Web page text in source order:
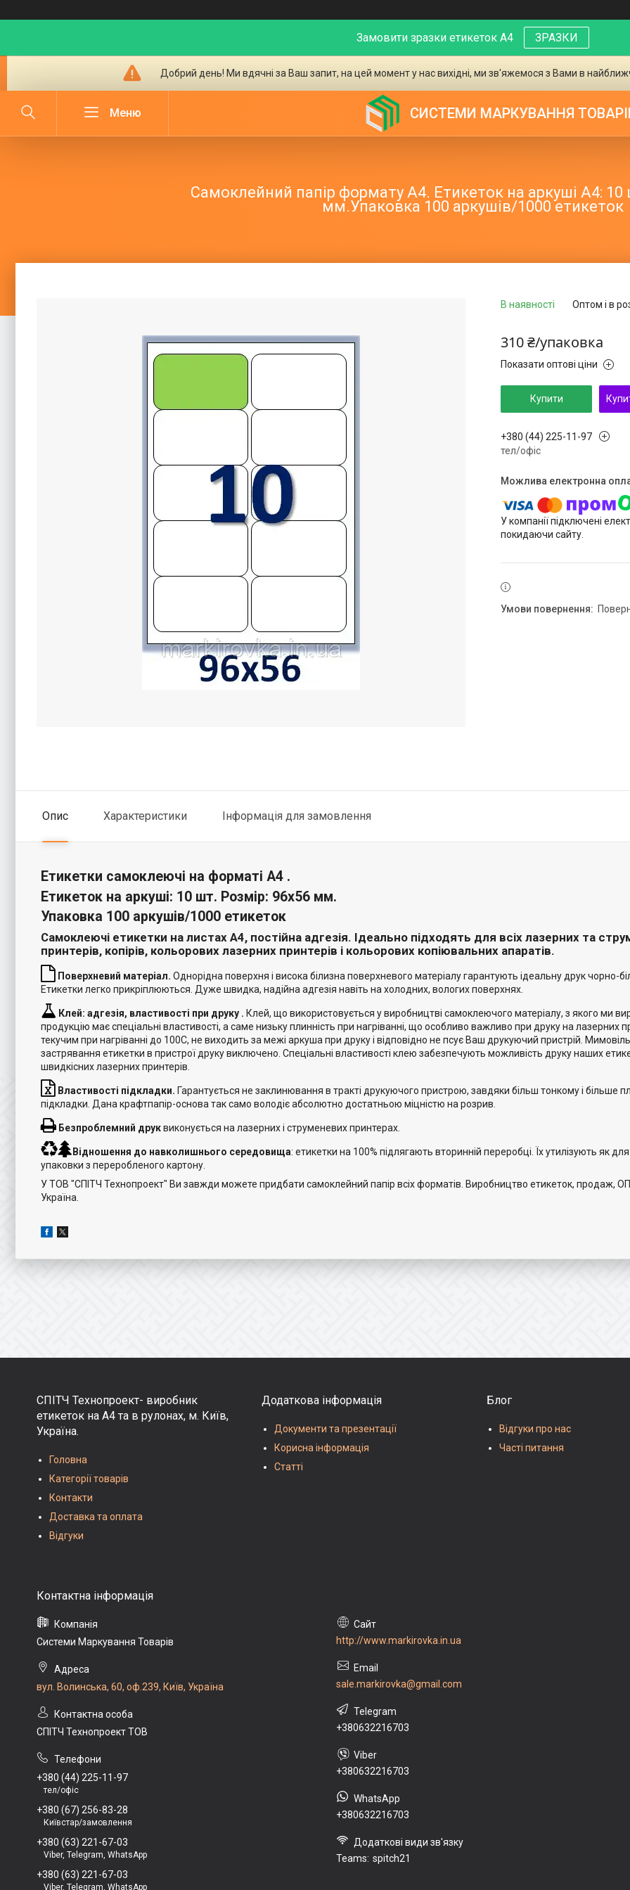
Замовити зразки етикеток А4 ЗРАЗКИ
Добрий день! Ми вдячні за Ваш запит, на цей момент у нас вихідні, ми зв'яжемося з Вами в
СИСТЕМИ МАРКУВАННЯ
Самоклейний папір формату А4. Етикеток на аркуші А4: 10
мм.Упаковка 100 аркушів/1000 етикеток
В наявності Оптом і в
310 ₴/упаковка
Показати оптові ціни
Купити
+380 (44) 225-11-97
тел/офіс
У компанії підключені
покидаючи сайту.
Опис Характеристики Інформація для замовлення
Етикетки самоклеючі на форматі А4 .
Етикеток на аркуші: 10 шт. Розмір: 96х56 мм.
Упаковка 100 аркушів/1000 етикеток
Самоклеючі етикетки на листах А4, постійна адгезія. Ідеально підходять для всіх лазерних та
принтерів, копірів, кольорових лазерних принтерів і кольорових копіювальних апаратів.
Поверхневий матеріал. Однорідна поверхня і висока білизна поверхневого матеріалу гарантують ідеальну друк чорно-
Етикетки легко прикріплюються. Дуже швидка, надійна адгезія навіть на холодних, вологих поверхнях.
Клей: адгезія, властивості при друку . Клей, що використовується у виробництві самоклеючого матеріалу, з якого ми
продукцію має спеціальні властивості, а саме низьку плинність при нагріванні, що особливо важливо при друку на лазерних
текучим при нагріванні до 100С, не виходить за межі аркуша при друку і відповідно не псує Ваш друкуючий пристрій.
застрявання етикетки в пристрої друку виключено. Спеціальні властивості клею забезпечують можливість друку наших
швидкісних лазерних принтерів.
Властивості підкладки. Гарантується не заклинювання в тракті друкуючого пристрою, завдяки більш тонкому і більше
підкладки. Дана крафтпапір-основа так само володіє абсолютно достатньою міцністю на розрив.
Безпроблемний друквиконується на лазерних і струменевих принтерах.
Відношення до навколишнього середовища: етикетки на 100% підлягають вторинній переробці. Їх утилізують як
упаковки з переробленого картону.
У ТОВ "СПІТЧ Технопроект" Ви завжди можете придбати самоклейний папір всіх форматів. Виробництво етикеток, продаж,
Україна.
СПІТЧ Технопроект- виробник
етикеток на А4 та в рулонах, м. Київ,
Україна.
Головна
Категорії товарів
Контакти
Доставка та оплата
Відгуки
Додаткова інформація
Документи та презентації
Корисна інформація
Статті
Блог
Відгуки про нас
Часті питання
Системи Маркування Товарів
вул. Волинська, 60, оф.239, Київ, Україна
СПІТЧ Технопроект ТОВ
+380 (44) 225-11-97
тел/офіс
+380 (67) 256-83-28
Київстар/замовлення
+380 (63) 221-67-03
Viber, Telegram, WhatsApp
+380 (63) 221-67-03
Viber, Telegram, WhatsApp
http://www.markirovka.in.ua
sale.markirovka@gmail.com
+380632216703
+380632216703
+380632216703
Teams spitch21